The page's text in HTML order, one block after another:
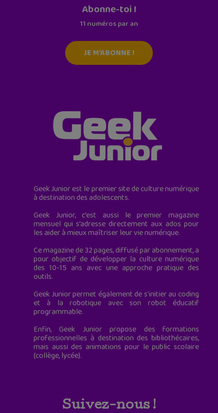
Abonne-toi !
11 numéros par an
JE M'ABONNE !
Geek Junior est le premier site de culture numérique
à destination des adolescents.
Geek Junior, c’est aussi le premier magazine
mensuel qui s’adresse directement aux ados pour
les aider à mieux maîtriser leur vie numérique.
Ce magazine de 32 pages, diffusé par abonnement, a
pour objectif de développer la culture numérique
des 10-15 ans avec une approche pratique des
outils.
Geek Junior permet également de s'initier au coding
et à la robotique avec son robot éducatif
programmable.
Enfin, Geek Junior propose des formations
professionnelles à destination des bibliothécaires,
mais aussi des animations pour le public scolaire
(collège, lycée).
Suivez-nous !